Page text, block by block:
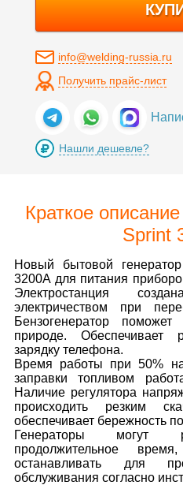
info@welding-russia.ru
Получить прайс-лист
Нашли дешевле?
Краткое
Sprint
Новый бытовой
3200A для питания
Электростанция
электричеством при
Бензогенератор
природе. Обеспечивает
зарядку телефона.
Время работы при 50%
заправки топливом
Наличие регулятора
происходить резким
обеспечивает бережность
Генераторы могут
продолжительное
останавливать для
обслуживания согласно